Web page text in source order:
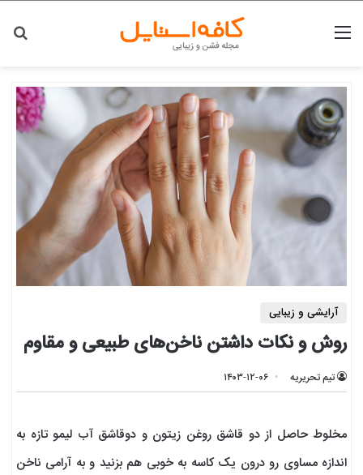
منو
آرایشی و زیبایی
روش و نکات داشتن ناخن‌های طبیعی و مقاوم
تیم تحریریه ۱۴۰۳-۱۲-۰۶
مخلوط حاصل از دو قاشق روغن زیتون و دوقاشق آب لیمو تازه به
اندازه مساوی رو درون یک کاسه به خوبی هم بزنید و به آرامی ناخن